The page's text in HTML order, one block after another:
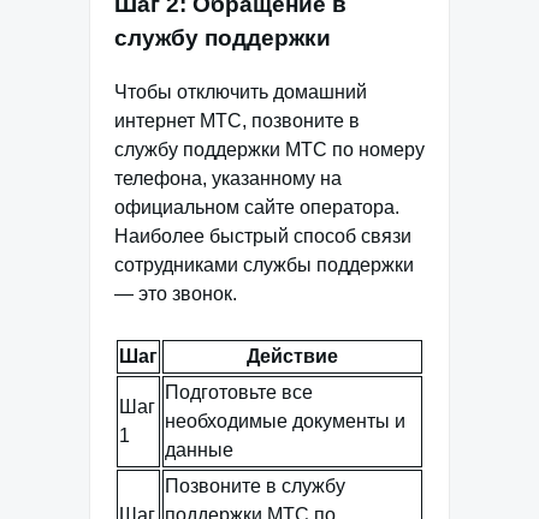
службу поддержки
Чтобы отключить домашний
интернет МТС, позвоните в
службу поддержки МТС по номеру
телефона, указанному на
официальном сайте оператора.
Наиболее быстрый способ связи
сотрудниками службы поддержки
— это звонок.
Шаг Действие
Шаг
1
Подготовьте все
необходимые документы и
данные
Позвоните в службу